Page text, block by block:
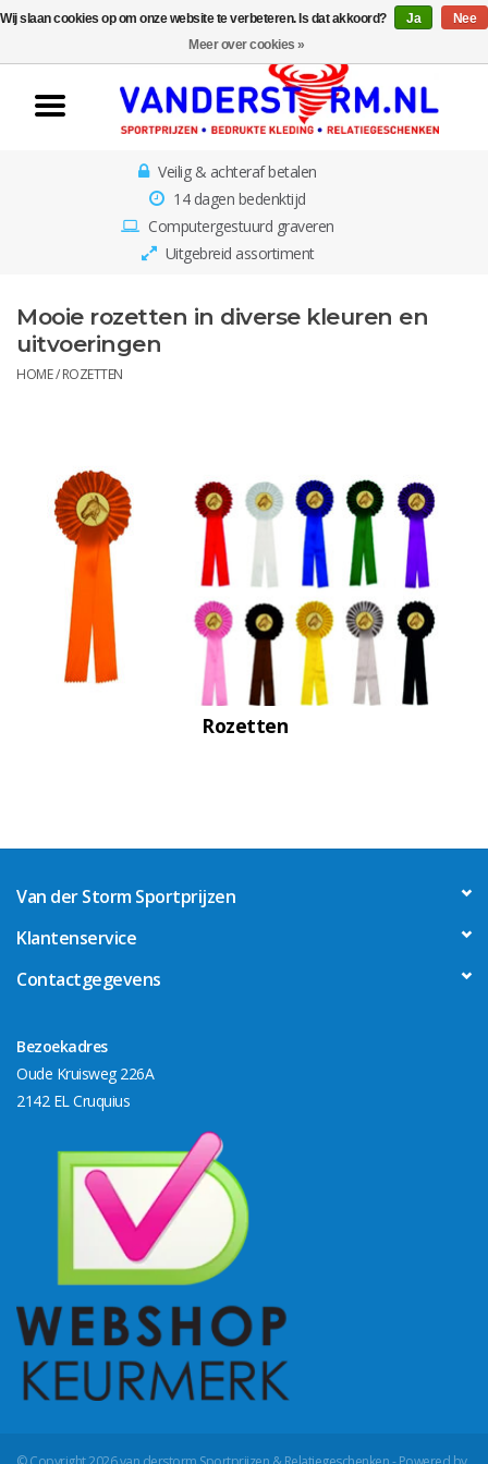
Home
Van der Storm
Sportprijzen
Awards & Beelden
Borden en schalen
Kinderbestekjes met gratis
graveren
Geschenken
OUTLET OP=OP!!
Veilig & achteraf betalen
14 dagen bedenktijd
Computergestuurd graveren
Uitgebreid assortiment
Mooie rozetten in diverse kleuren en
uitvoeringen
HOME/ROZETTEN
Rozetten
Van der Storm Sportprijzen
Klantenservice
Contactgegevens
Bezoekadres
Oude Kruisweg 226A
2142 EL Cruquius
Wij slaan cookies op om onze website te verbeteren. Is dat akkoord? Ja
Nee
Meer over cookies »